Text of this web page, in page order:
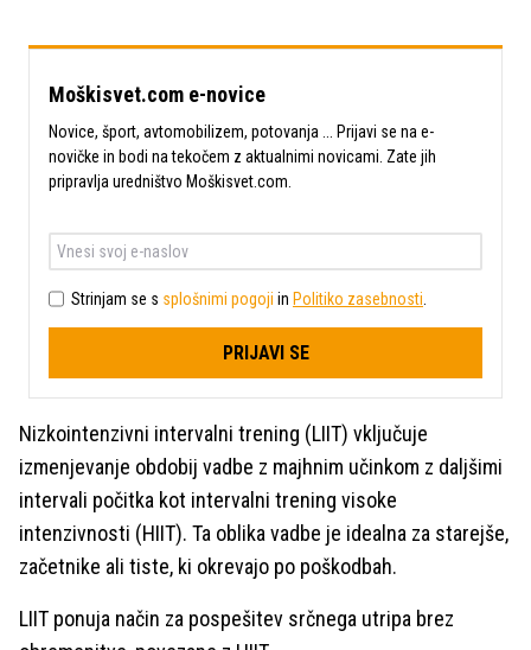
Moškisvet.com e-novice
Novice, šport, avtomobilizem, potovanja ... Prijavi se na e-
novičke in bodi na tekočem z aktualnimi novicami. Zate jih
pripravlja uredništvo Moškisvet.com.
Strinjam se s splošnimi pogoji in Politiko zasebnosti
PRIJAVI SE
Nizkointenzivni intervalni trening (LIIT) vključuje
izmenjevanje obdobij vadbe z majhnim učinkom z daljšimi
intervali počitka kot intervalni trening visoke
intenzivnosti (HIIT). Ta oblika vadbe je idealna za starejše,
začetnike ali tiste, ki okrevajo po poškodbah.
LIIT ponuja način za pospešitev srčnega utripa brez